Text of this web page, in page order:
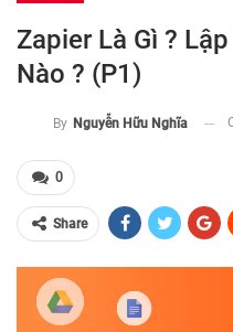
Zapier Là Gì ?
Nào ? (P1)
By Nguyễn Hữu Nghĩa
0
Share